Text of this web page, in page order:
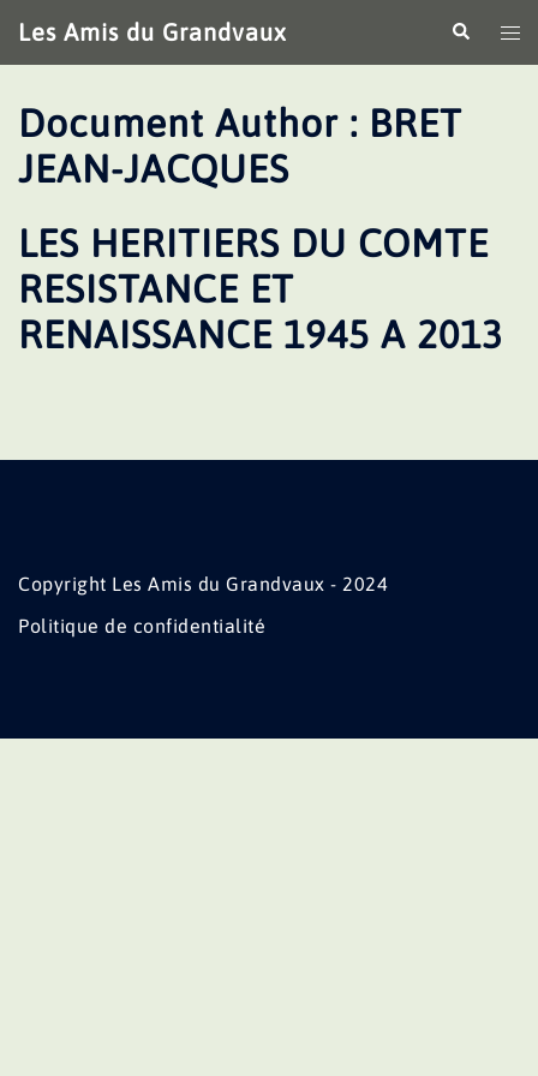
au
contenu
Les Amis du Grandvaux
le
Document Author : BRET
JEAN-JACQUES
LES HERITIERS DU COMTE
RESISTANCE ET
RENAISSANCE 1945 A 2013
Copyright Les Amis du Grandvaux - 2024
Politique de confidentialité